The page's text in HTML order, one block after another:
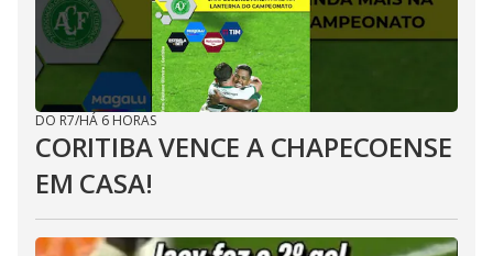
DO R7/HÁ 6 HORAS
CORITIBA VENCE A CHAPECOENSE
EM CASA!